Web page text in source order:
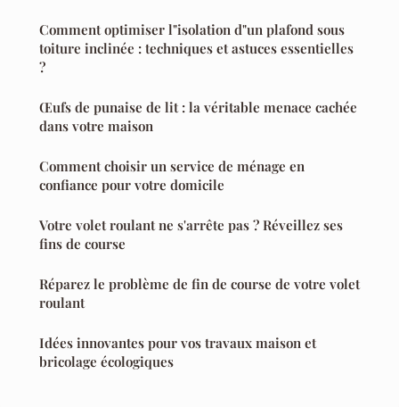
Comment optimiser l"isolation d"un plafond sous
toiture inclinée : techniques et astuces essentielles
?
Œufs de punaise de lit : la véritable menace cachée
dans votre maison
Comment choisir un service de ménage en
confiance pour votre domicile
Votre volet roulant ne s'arrête pas ? Réveillez ses
fins de course
Réparez le problème de fin de course de votre volet
roulant
Idées innovantes pour vos travaux maison et
bricolage écologiques